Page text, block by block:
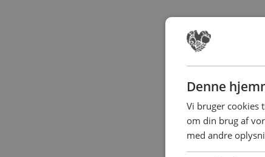
Denne
Vi bruger cookies
om din brug af
med andre